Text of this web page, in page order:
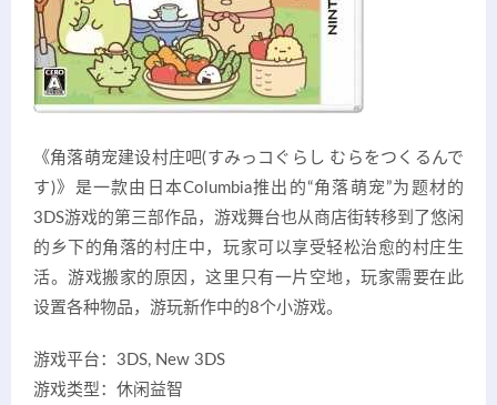
《角落萌宠建设村庄吧(すみっコぐらし むらをつくるんで
す)》是一款由日本Columbia推出的“角落萌宠”为题材的
3DS游戏的第三部作品，游戏舞台也从商店街转移到了悠闲
的乡下的角落的村庄中，玩家可以享受轻松治愈的村庄生
活。游戏搬家的原因，这里只有一片空地，玩家需要在此
设置各种物品，游玩新作中的8个小游戏。
游戏平台：3DS, New 3DS
游戏类型：休闲益智